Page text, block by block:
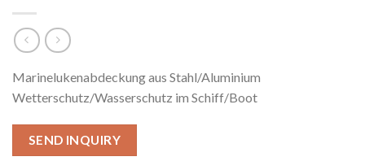
Marinelukenabdeckung aus Stahl/Aluminium
Wetterschutz/Wasserschutz im Schiff/Boot
SEND INQUIRY